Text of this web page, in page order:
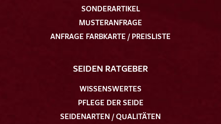
SONDERARTIKEL
MUSTERANFRAGE
ANFRAGE FARBKARTE / PREISLISTE
SEIDEN RATGEBER
WISSENSWERTES
PFLEGE DER SEIDE
SEIDENARTEN / QUALITÄTEN